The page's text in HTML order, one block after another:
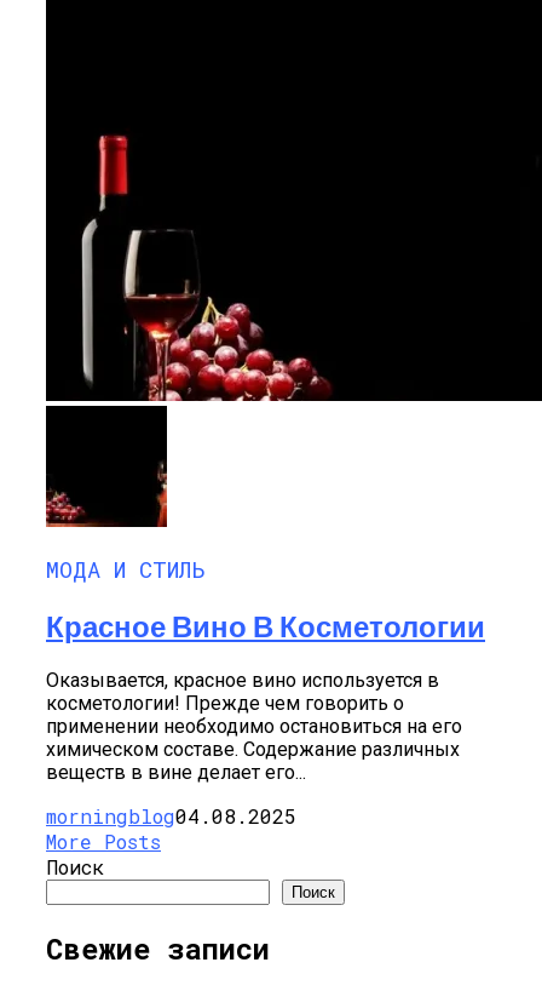
МОДА И СТИЛЬ
Красное Вино В Косметологии
Оказывается, красное вино используется в
косметологии! Прежде чем говорить о
применении необходимо остановиться на его
химическом составе. Содержание различных
веществ в вине делает его...
morningblog04.08.2025
More Posts
Поиск
Поиск
Свежие записи